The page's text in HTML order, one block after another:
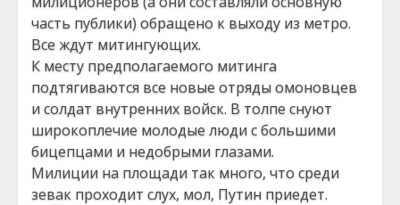
часть публики) обращено к выходу из метро.
Все ждут митингующих.
К месту предполагаемого митинга
подтягиваются все новые отряды омоновцев
и солдат внутренних войск. В толпе снуют
широкоплечие молодые люди с большими
бицепцами и недобрыми глазами.
Милиции на площади так много, что среди
зевак проходит слух, мол, Путин приедет.